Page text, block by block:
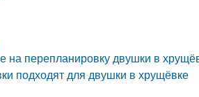
на перепланировку двушки в
подходят для двушки в хрущёвке